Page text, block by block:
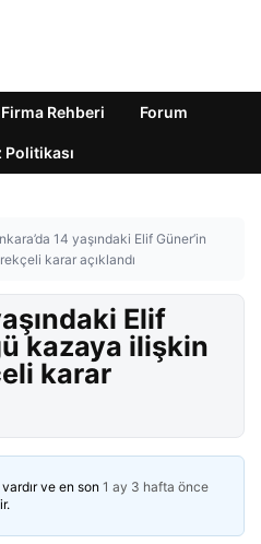
Firma Rehberi Forum
Politikası
14 yaşındaki Elif Güner’in
karar açıklandı
Elif
kazaya ilişkin
karar
ve en son 1 ay 3 hafta önce